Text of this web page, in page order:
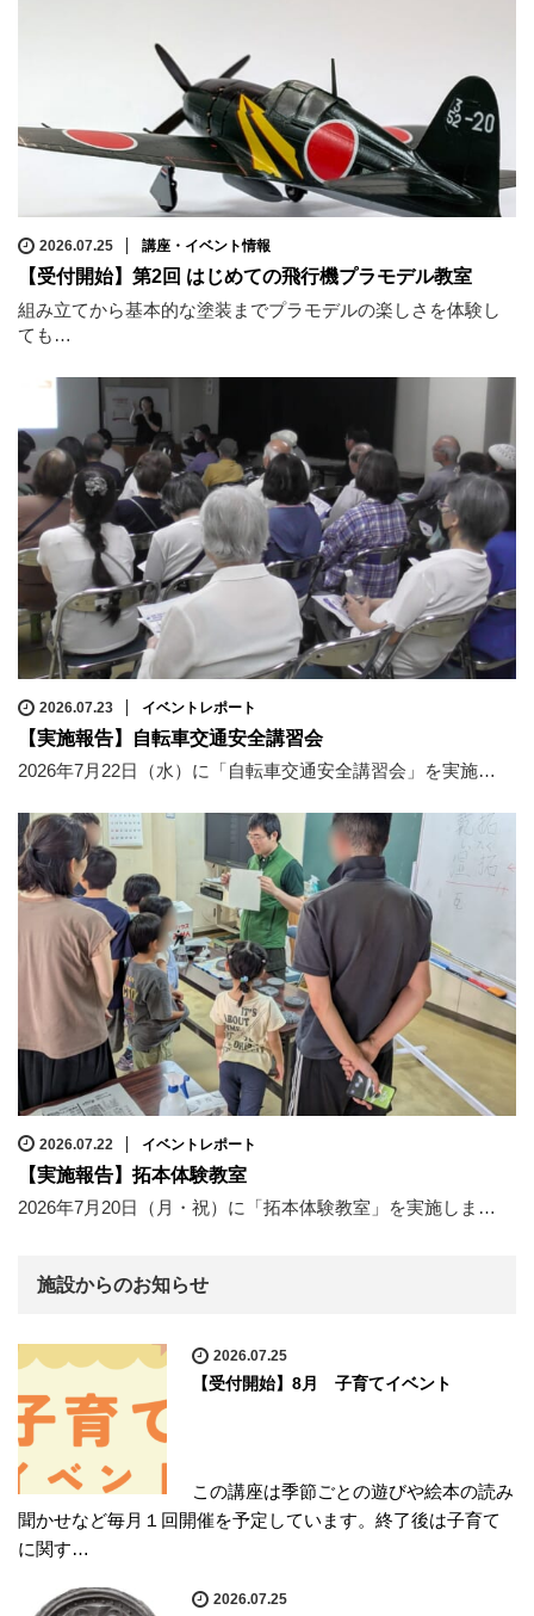
2026.07.25 講座・イベント情報
【受付開始】第2回 はじめての飛行機プラモデル教室
組み立てから基本的な塗装までプラモデルの楽しさを体験し
ても…
2026.07.23 イベントレポート
【実施報告】自転車交通安全講習会
2026年7月22日（水）に「自転車交通安全講習会」を実施…
2026.07.22 イベントレポート
【実施報告】拓本体験教室
2026年7月20日（月・祝）に「拓本体験教室」を実施しま…
施設からのお知らせ
2026.07.25
【受付開始】8月 子育てイベント
この講座は季節ごとの遊びや絵本の読み
聞かせなど毎月１回開催を予定しています。終了後は子育て
に関す…
2026.07.25